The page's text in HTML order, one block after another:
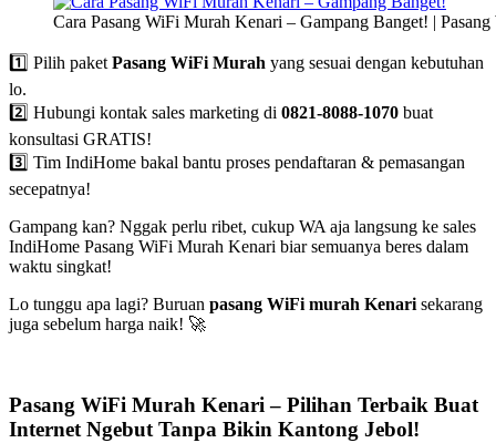
Cara Pasang WiFi Murah Kenari – Gampang Banget! |
1️⃣ Pilih paket Pasang WiFi Murah yang sesuai dengan kebutuhan
lo.
2️⃣ Hubungi kontak sales marketing di 0821-8088-1070 buat
konsultasi GRATIS!
3️⃣ Tim IndiHome bakal bantu proses pendaftaran & pemasangan
secepatnya!
Gampang kan? Nggak perlu ribet, cukup WA aja langsung ke sales
IndiHome Pasang WiFi Murah Kenari biar semuanya beres dalam
waktu singkat!
Lo tunggu apa lagi? Buruan pasang WiFi murah Kenari sekarang
juga sebelum harga naik! 🚀
Pasang WiFi Murah Kenari – Pilihan Terbaik Buat
Internet Ngebut Tanpa Bikin Kantong Jebol!